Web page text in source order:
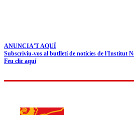
ANUNCIA'T AQUÍ
Subscriviu-vos al butlletí de notícies de l'Institut
Feu clic aquí